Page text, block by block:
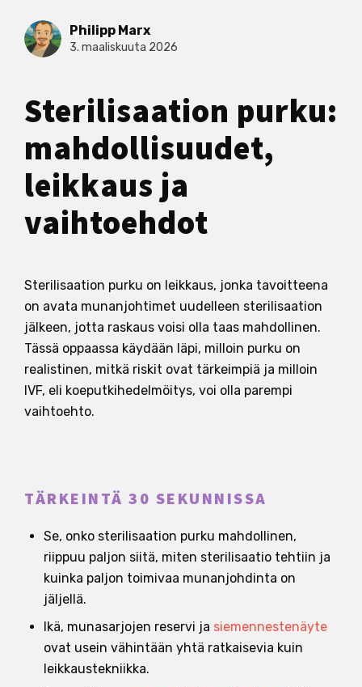
Philipp Marx
3. maaliskuuta 2026
Sterilisaation purku:
mahdollisuudet,
leikkaus ja
vaihtoehdot
Sterilisaation purku on leikkaus, jonka tavoitteena
on avata munanjohtimet uudelleen sterilisaation
jälkeen, jotta raskaus voisi olla taas mahdollinen.
Tässä oppaassa käydään läpi, milloin purku on
realistinen, mitkä riskit ovat tärkeimpiä ja milloin
IVF, eli koeputkihedelmöitys, voi olla parempi
vaihtoehto.
TÄRKEINTÄ 30 SEKUNNISSA
Se, onko sterilisaation purku mahdollinen,
riippuu paljon siitä, miten sterilisaatio tehtiin ja
kuinka paljon toimivaa munanjohdinta on
jäljellä.
Ikä, munasarjojen reservi ja siemennestenäyte
ovat usein vähintään yhtä ratkaisevia kuin
leikkaustekniikka.